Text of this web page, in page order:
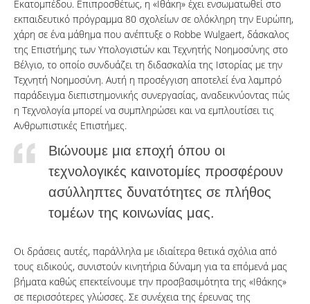
Εκατομπέδου. Επιπροσθέτως, η «Ιθάκη» έχει ενσωματωθεί στο
εκπαιδευτικό πρόγραμμα 80 σχολείων σε ολόκληρη την Ευρώπη,
χάρη σε ένα μάθημα που ανέπτυξε ο Robbe Wulgaert, δάσκαλος
της Επιστήμης των Υπολογιστών και Τεχνητής Νοημοσύνης στο
Βέλγιο, το οποίο συνδυάζει τη διδασκαλία της Ιστορίας με την
Τεχνητή Νοημοσύνη. Αυτή η προσέγγιση αποτελεί ένα λαμπρό
παράδειγμα διεπιστημονικής συνεργασίας, αναδεικνύοντας πώς
η Τεχνολογία μπορεί να συμπληρώσει και να εμπλουτίσει τις
Ανθρωπιστικές Επιστήμες.
Βιώνουμε μια εποχή όπου οι
τεχνολογικές καινοτομίες προσφέρουν
ασύλληπτες δυνατότητες σε πλήθος
τομέων της κοινωνίας μας.
Οι δράσεις αυτές, παράλληλα με ιδιαίτερα θετικά σχόλια από
τους ειδικούς, συνιστούν κινητήρια δύναμη για τα επόμενά μας
βήματα καθώς επεκτείνουμε την προσβασιμότητα της «Ιθάκης»
σε περισσότερες γλώσσες. Σε συνέχεια της έρευνας της